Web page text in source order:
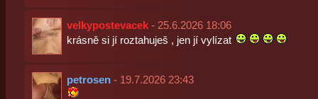
velkypostevacek- 25.6.2026 18:06
krásně si jí roztahuješ , jen jí vylízat
petrosen- 19.7.2026 23:43